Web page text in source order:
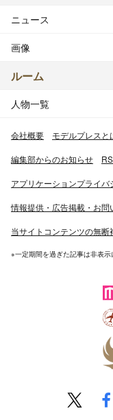
ニュース
画像
ルーム
人物一覧
会社概要 モデルプレスと
編集部からのお知らせ
アプリケーションプライバ
情報提供・広告掲載・お問
当サイトコンテンツの無
※一定期間を過ぎた記事は非表